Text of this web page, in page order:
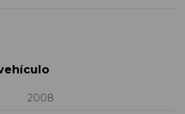
2008